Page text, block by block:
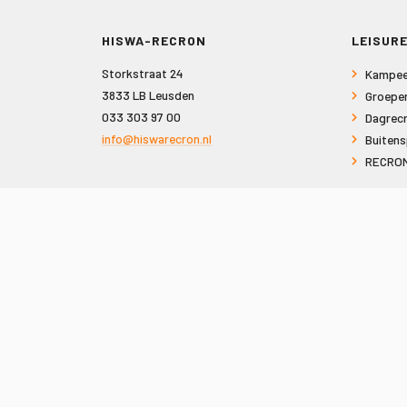
HISWA-RECRON
Storkstraat 24
3833 LB Leusden
033 303 97 00
info@hiswarecron.nl